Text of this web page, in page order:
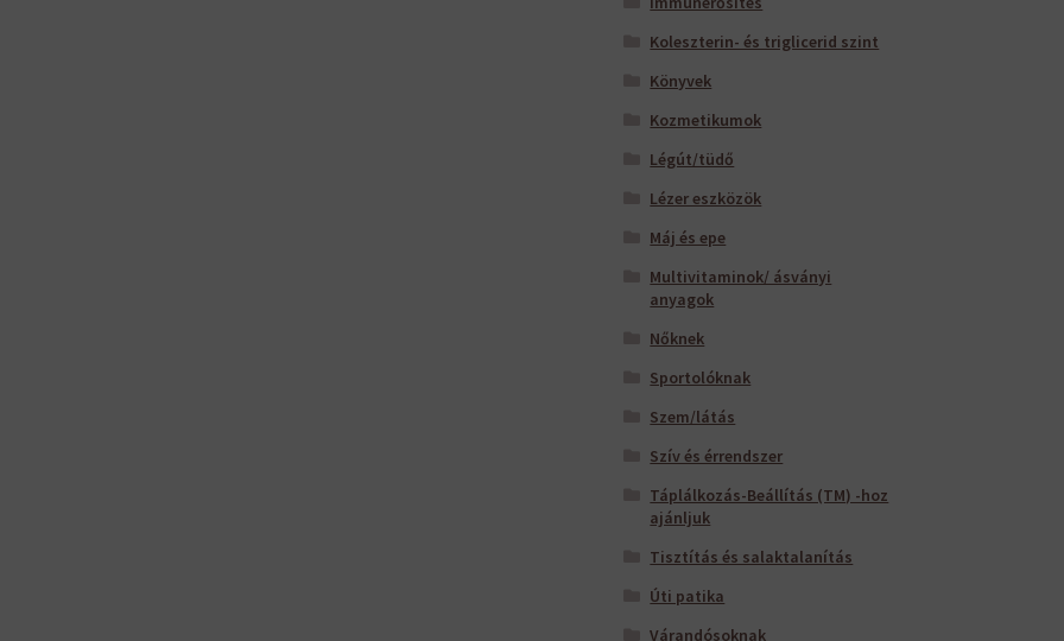
Koleszterin- és triglicerid szint
Könyvek
Kozmetikumok
Légút/tüdő
Lézer eszközök
Máj és epe
Multivitaminok/ ásványi
anyagok
Nőknek
Sportolóknak
Szem/látás
Szív és érrendszer
Táplálkozás-Beállítás (TM) -hoz
ajánljuk
Tisztítás és salaktalanítás
Úti patika
Várandósoknak